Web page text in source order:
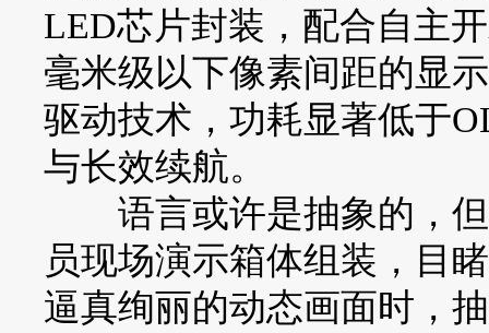
LED芯片封装，配合自主
毫米级以下像素间距的显
驱动技术，功耗显著低于
与长效续航。
语言或许是抽象的，但
员现场演示箱体组装，目
逼真绚丽的动态画面时，